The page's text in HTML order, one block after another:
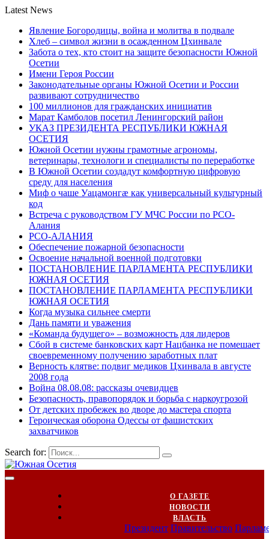
Latest News
Явление Богородицы, война и молитва в подвале
Хлеб – символ жизни в осажденном Цхинвале
Забота о тех, кто стоит на защите безопасности Южной
Осетии
Имени Героя России
Законодательные органы Южной Осетии и России
развивают сотрудничество
100 миллионов для гражданских инициатив
Марат Камболов посетил Ленингорский район
УКАЗ ПРЕЗИДЕНТА РЕСПУБЛИКИ ЮЖНАЯ
ОСЕТИЯ
Южной Осетии нужны грамотные агрономы,
ветеринары, технологи и специалисты по переработке
В Южной Осетии создадут комфортную цифровую
среду для населения
Миф о чаше Уацамонгæ как универсальный культурный
код
Встреча с руководством ГУ МЧС России по РСО-
Алания
РСО-АЛАНИЯ
Обеспечение пожарной безопасности
Освоение начальной военной подготовки
ПОСТАНОВЛЕНИЕ ПАРЛАМЕНТА РЕСПУБЛИКИ
ЮЖНАЯ ОСЕТИЯ
ПОСТАНОВЛЕНИЕ ПАРЛАМЕНТА РЕСПУБЛИКИ
ЮЖНАЯ ОСЕТИЯ
Когда музыка сильнее смерти
Дань памяти и уважения
«Команда будущего» – возможность для лидеров
Сбой в системе банковских карт Нацбанка не помешает
своевременному получению заработных плат
Верность клятве: подвиг медиков Цхинвала в августе
2008 года
Война 08.08.08: рассказы очевидцев
Безопасность, правопорядок и борьба с наркоугрозой
От детских пробежек во дворе до мастера спорта
Героическая оборона Одессы от фашистских
захватчиков
Search for:
О ГАЗЕТЕ
НОВОСТИ
ВЛАСТЬ
Президент Правительство